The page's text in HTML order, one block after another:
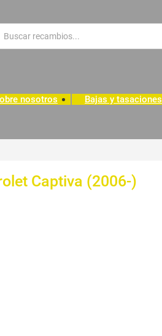
nosotros Bajas y tasaciones
Captiva (2006-)